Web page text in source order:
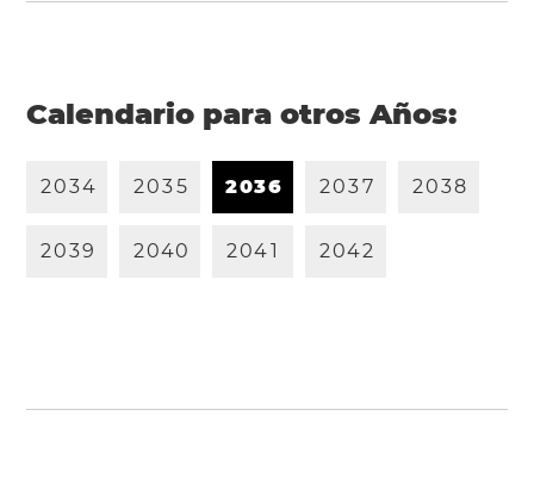
Calendario para otros Años:
2034 2035 2036 2037 2038
2039 2040 2041 2042